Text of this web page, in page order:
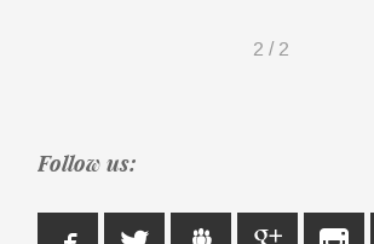
2 / 2
Follow us: